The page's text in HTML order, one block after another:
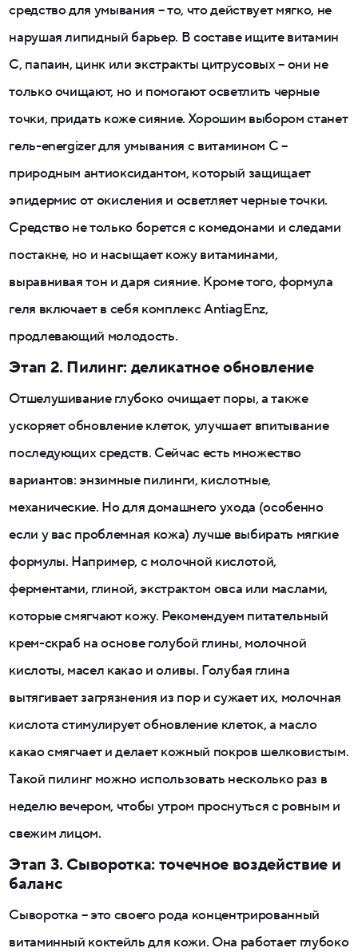
средство для умывания – то, что действует мягко, не
нарушая липидный барьер. В составе ищите витамин
C, папаин, цинк или экстракты цитрусовых – они не
только очищают, но и помогают осветлить черные
точки, придать коже сияние. Хорошим выбором станет
гель-energizer для умывания с витамином C –
природным антиоксидантом, который защищает
эпидермис от окисления и осветляет черные точки.
Средство не только борется с комедонами и следами
постакне, но и насыщает кожу витаминами,
выравнивая тон и даря сияние. Кроме того, формула
геля включает в себя комплекс AntiagEnz,
продлевающий молодость.
Этап 2. Пилинг: деликатное обновление
Отшелушивание глубоко очищает поры, а также
ускоряет обновление клеток, улучшает впитывание
последующих средств. Сейчас есть множество
вариантов: энзимные пилинги, кислотные,
механические. Но для домашнего ухода (особенно
если у вас проблемная кожа) лучше выбирать мягкие
формулы. Например, с молочной кислотой,
ферментами, глиной, экстрактом овса или маслами,
которые смягчают кожу. Рекомендуем питательный
крем-скраб на основе голубой глины, молочной
кислоты, масел какао и оливы. Голубая глина
вытягивает загрязнения из пор и сужает их, молочная
кислота стимулирует обновление клеток, а масло
какао смягчает и делает кожный покров шелковистым.
Такой пилинг можно использовать несколько раз в
неделю вечером, чтобы утром проснуться с ровным и
свежим лицом.
Этап 3. Сыворотка: точечное воздействие и
баланс
Сыворотка – это своего рода концентрированный
витаминный коктейль для кожи. Она работает глубоко